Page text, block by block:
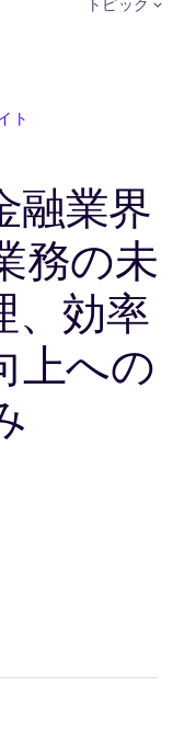
トピック
ト
融業界
務の未
、効率
上への